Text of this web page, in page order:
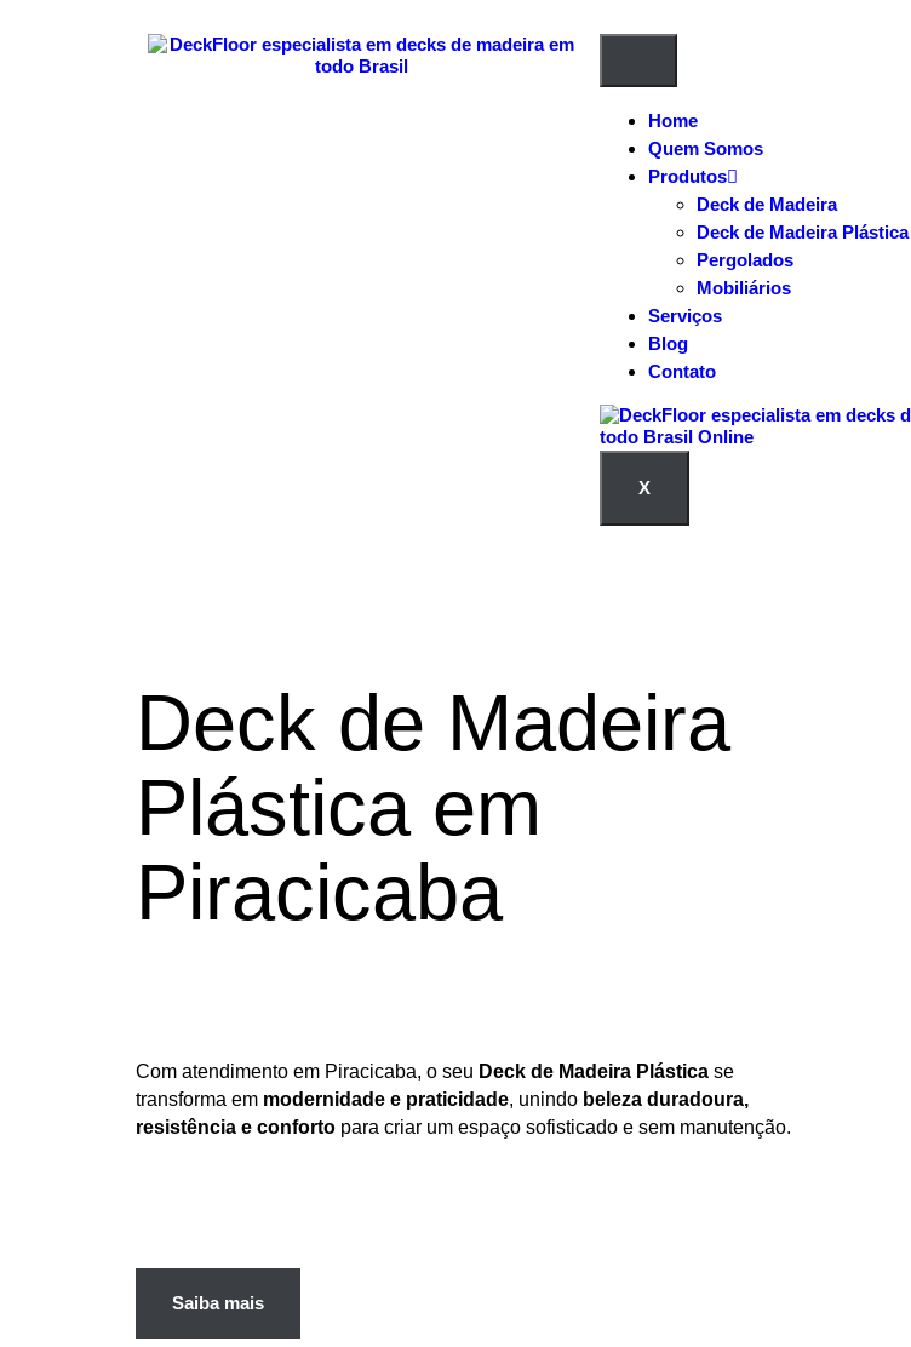
Home
Quem Somos
Produtos
Deck de Madeira
Deck de Madeira Plástica
Pergolados
Mobiliários
Serviços
Blog
Contato
X
Deck de Madeira
Plástica em
Piracicaba
Com atendimento em Piracicaba, o seu Deck de Madeira Plástica se
transforma em modernidade e praticidade, unindo beleza duradoura,
resistência e conforto para criar um espaço sofisticado e sem manutenção.
Saiba mais